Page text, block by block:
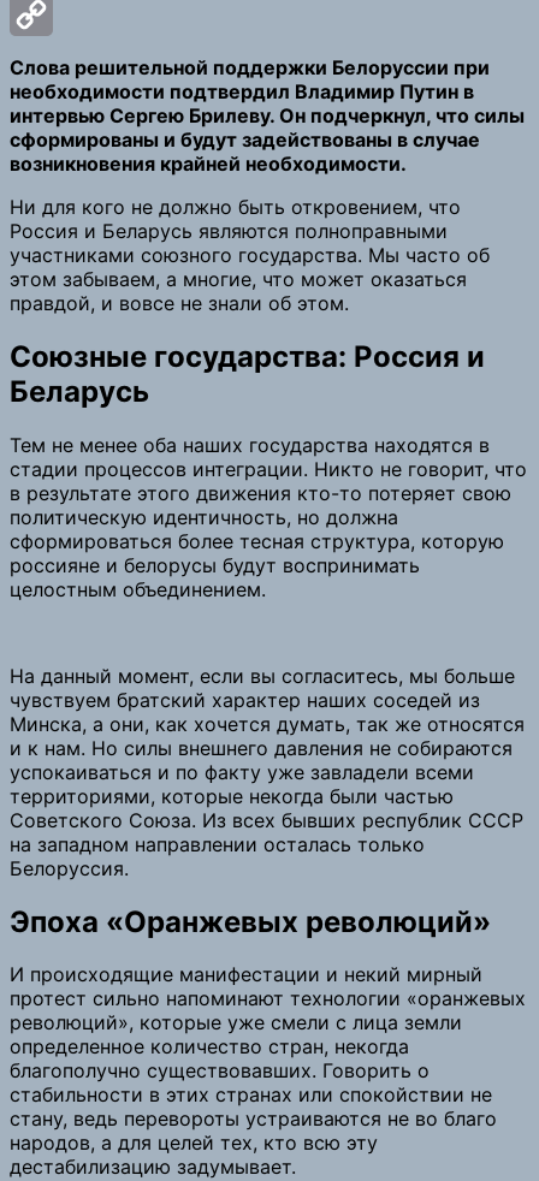
Facebook
Copy
Link
Слова решительной поддержки Белоруссии при
необходимости подтвердил Владимир Путин в
интервью Сергею Брилеву. Он подчеркнул, что силы
сформированы и будут задействованы в случае
возникновения крайней необходимости.
Ни для кого не должно быть откровением, что
Россия и Беларусь являются полноправными
участниками союзного государства. Мы часто об
этом забываем, а многие, что может оказаться
правдой, и вовсе не знали об этом.
Союзные государства: Россия и
Беларусь
Тем не менее оба наших государства находятся в
стадии процессов интеграции. Никто не говорит, что
в результате этого движения кто-то потеряет свою
политическую идентичность, но должна
сформироваться более тесная структура, которую
россияне и белорусы будут воспринимать
целостным объединением.
На данный момент, если вы согласитесь, мы больше
чувствуем братский характер наших соседей из
Минска, а они, как хочется думать, так же относятся
и к нам. Но силы внешнего давления не собираются
успокаиваться и по факту уже завладели всеми
территориями, которые некогда были частью
Советского Союза. Из всех бывших республик СССР
на западном направлении осталась только
Белоруссия.
Эпоха «Оранжевых революций»
И происходящие манифестации и некий мирный
протест сильно напоминают технологии «оранжевых
революций», которые уже смели с лица земли
определенное количество стран, некогда
благополучно существовавших. Говорить о
стабильности в этих странах или спокойствии не
стану, ведь перевороты устраиваются не во благо
народов, а для целей тех, кто всю эту
дестабилизацию задумывает.